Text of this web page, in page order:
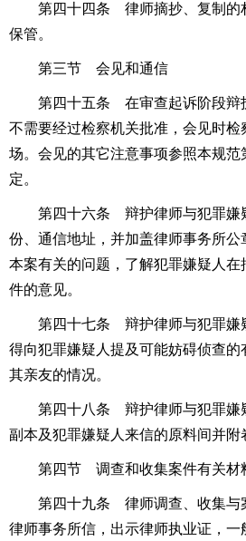
第四十四条 律师摘抄、复制的
保管。
第三节 会见和通信
第四十五条 在审查起诉阶段辩
不需要经过检察机关批准，会见时检
场。会见的其它注意事项参照本规
定。
第四十六条 辩护律师与犯罪嫌
份、通信地址，并加盖律师事务所
本案有关的问题，了解犯罪嫌疑人在
件的意见。
第四十七条 辩护律师与犯罪嫌
得向犯罪嫌疑人提及可能妨碍侦查的
其亲友的情况。
第四十八条 辩护律师与犯罪嫌
副本及犯罪嫌疑人来信的原料间并附
第四节 调查和收集案件有关材
第四十九条 律师调查、收集与
律师事务所信，出示律师执业证，一